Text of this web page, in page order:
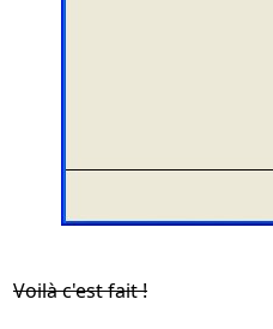
Voilà c'est fait !